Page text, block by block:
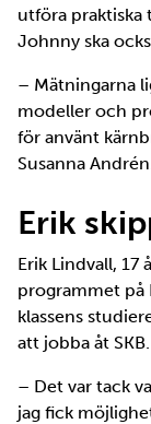
utföra praktiska
Johnny ska
– Mätningarna
modeller och
för använt
Susanna
Erik
Erik Lindvall, 17
programmet på
klassens
att jobba åt SKB.
– Det var tack
jag fick